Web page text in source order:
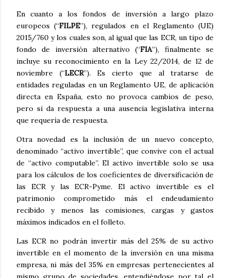
En cuanto a los fondos de inversión a largo plazo
europeos (“FILPE”), regulados en el Reglamento (UE)
2015/760 y los cuales son, al igual que las ECR, un tipo de
fondo de inversión alternativo (“FIA”), finalmente se
incluye su reconocimiento en la Ley 22/2014, de 12 de
noviembre (“LECR”). Es cierto que al tratarse de
entidades reguladas en un Reglamento UE, de aplicación
directa en España, esto no provoca cambios de peso,
pero si da respuesta a una ausencia legislativa interna
que requería de respuesta.
Otra novedad es la inclusión de un nuevo concepto,
denominado “activo invertible”, que convive con el actual
de “activo computable”. El activo invertible solo se usa
para los cálculos de los coeficientes de diversificación de
las ECR y las ECR-Pyme. El activo invertible es el
patrimonio comprometido más el endeudamiento
recibido y menos las comisiones, cargas y gastos
máximos indicados en el folleto.
Las ECR no podrán invertir más del 25% de su activo
invertible en el momento de la inversión en una misma
empresa, ni más del 35% en empresas pertenecientes al